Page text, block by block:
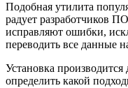
Подобная утилита
радует разработчиков
исправляют ошибки,
переводить все данные
Установка
определить какой